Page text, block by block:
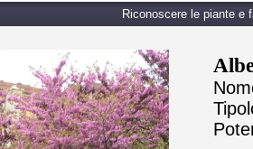
Riconoscere le piante e